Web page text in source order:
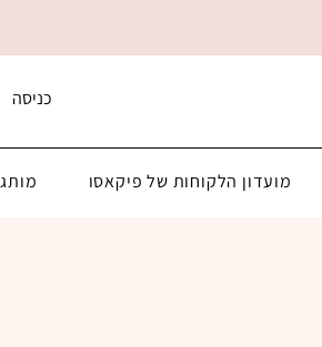
כניסה
מועדון הלקוחות של פיקאסו